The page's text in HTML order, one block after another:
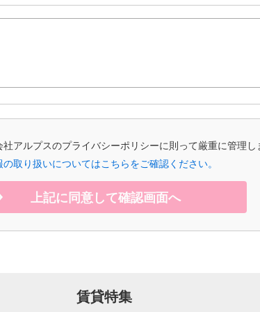
アルプスのプライバシーポリシーに則って厳重に管理し
取り扱いについてはこちらをご確認ください。
上記に同意して確認画面へ
賃貸特集